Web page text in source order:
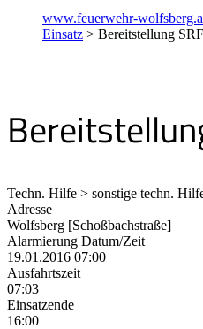
www.feuerwehr-
Einsatz > Bereitstellung
Techn. Hilfe > sonstige techn.
Adresse
Wolfsberg [Schoßbachstraße]
Alarmierung Datum/Zeit
19.01.2016 07:00
Ausfahrtszeit
07:03
Einsatzende
16:00